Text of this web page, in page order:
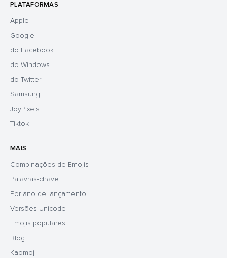
PLATAFORMAS
Apple
Google
do Facebook
do Windows
do Twitter
Samsung
JoyPixels
Tiktok
MAIS
Combinações de Emojis
Palavras-chave
Por ano de lançamento
Versões Unicode
Emojis populares
Blog
Kaomoji